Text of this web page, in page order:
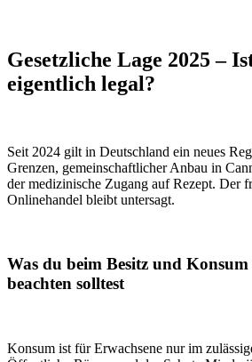
Gesetzliche Lage 2025 –
eigentlich legal?
Seit 2024 gilt in Deutschland ein neues
Grenzen, gemeinschaftlicher Anbau in
der medizinische Zugang auf Rezept. Der
Onlinehandel bleibt untersagt.
Was du beim Besitz und
beachten solltest
Konsum ist für Erwachsene nur im